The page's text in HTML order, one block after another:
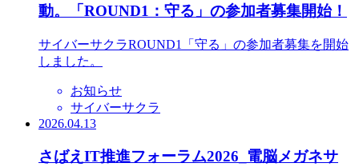
動。「ROUND1：守る」の参加者募集開始！
サイバーサクラROUND1「守る」の参加者募集を開始
しました。
お知らせ
サイバーサクラ
2026.04.13
さばえIT推進フォーラム2026_電脳メガネサ